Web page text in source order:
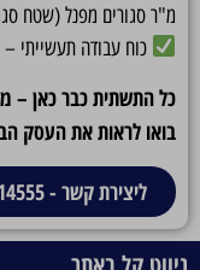
מ"ר סגורים מפנל (שטח
כוח עבודה תעשייתי – עגורן 3 טון
כל התשתית כבר כאן –
בואו לראות את העסק
ליצירת קשר - 073-8014555